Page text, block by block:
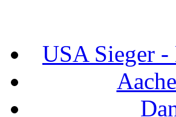
USA Sieger